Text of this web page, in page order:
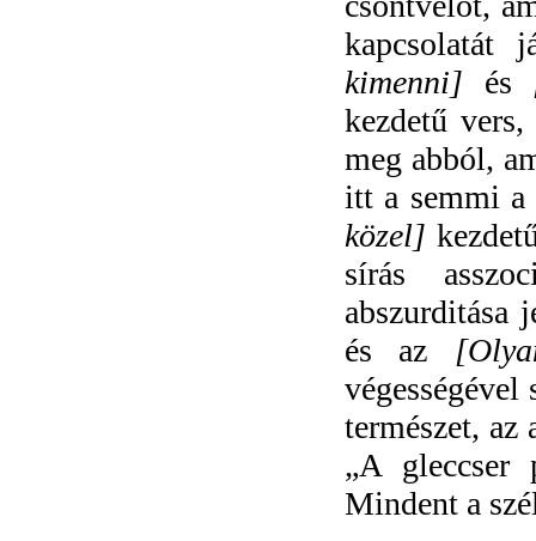
kimenni] és
kezdetű
meg abból,
itt a semmi a
közel]
sírás
abszurditása
és az
természet,
„A gleccser
Mindent a